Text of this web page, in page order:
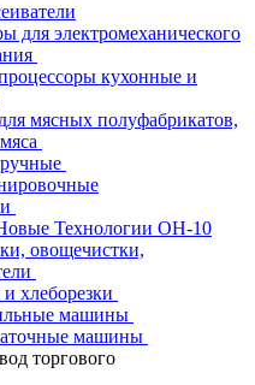
для электромеханического
кухонные и
мясных полуфабрикатов,
Технологии ОН-10
овощечистки,
хлеборезки
машины
машины
торгового